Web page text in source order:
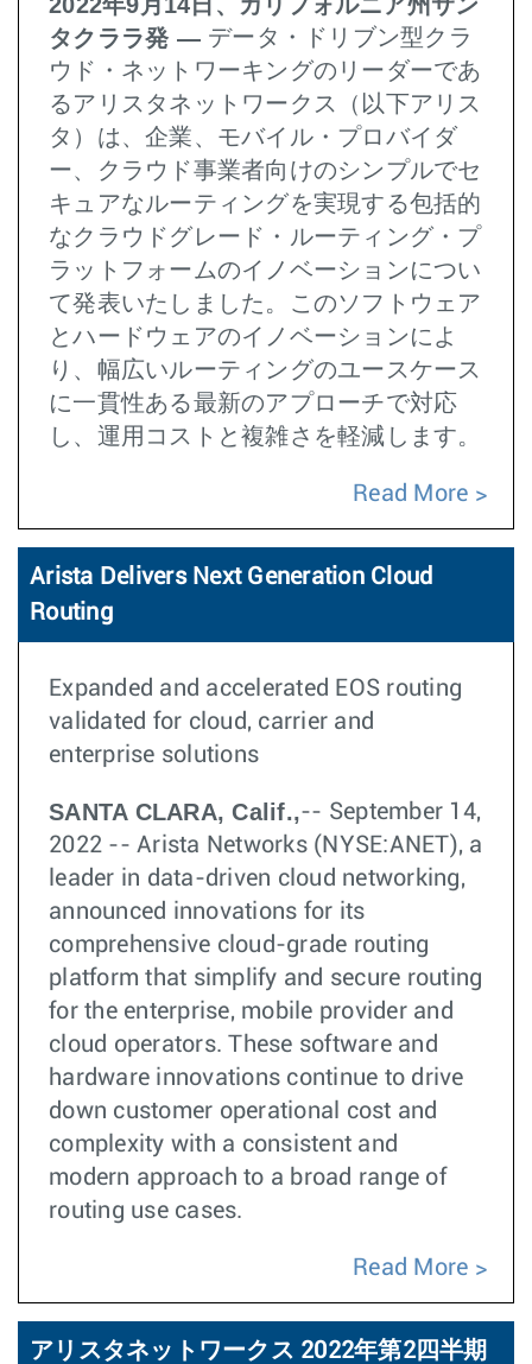
タクララ発 ― データ・ドリブン型クラ
ウド・ネットワーキングのリーダーであ
るアリスタネットワークス（以下アリス
タ）は、企業、モバイル・プロバイダ
ー、クラウド事業者向けのシンプルでセ
キュアなルーティングを実現する包括的
なクラウドグレード・ルーティング・プ
ラットフォームのイノベーションについ
て発表いたしました。このソフトウェア
とハードウェアのイノベーションによ
り、幅広いルーティングのユースケース
に一貫性ある最新のアプローチで対応
し、運用コストと複雑さを軽減します。
Read More
Arista Delivers Next Generation Cloud
Routing
Expanded and accelerated EOS routing
validated for cloud, carrier and
enterprise solutions
SANTA CLARA, Calif.,-- September 14,
2022 -- Arista Networks (NYSE:ANET), a
leader in data-driven cloud networking,
announced innovations for its
comprehensive cloud-grade routing
platform that simplify and secure routing
for the enterprise, mobile provider and
cloud operators. These software and
hardware innovations continue to drive
down customer operational cost and
complexity with a consistent and
modern approach to a broad range of
routing use cases.
Read More
アリスタネットワークス 2022年第2四半期